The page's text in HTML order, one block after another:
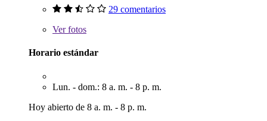
29 comentarios
Verfotos
Horario estándar
Lun. - dom.: 8 a. m. - 8 p. m.
Hoy abierto de 8 a. m. - 8 p. m.